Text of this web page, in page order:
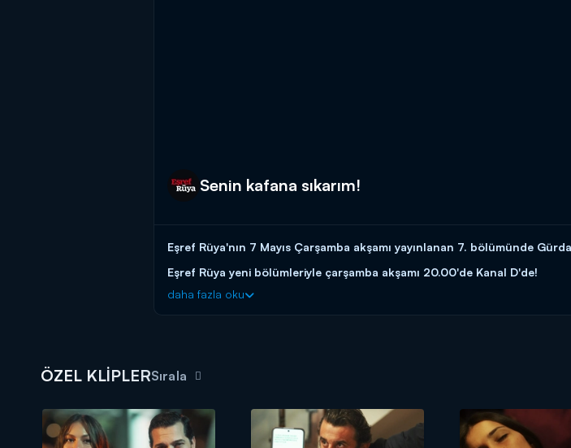
Senin kafana sıkarım!
Eşref Rüya'nın 7 Mayıs Çarşamba akşamı yayınlanan 7. bölümünde
Eşref Rüya yeni bölümleriyle çarşamba akşamı 20.00'de Kanal D'de!
daha fazla oku
ÖZEL KLİPLERSırala